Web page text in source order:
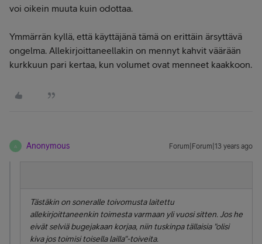
voi oikein muuta kuin odottaa.
Ymmärrän kyllä, että käyttäjänä tämä on erittäin ärsyttävä
ongelma. Allekirjoittaneellakin on mennyt kahvit väärään
kurkkuun pari kertaa, kun volumet ovat menneet kaakkoon.
A Anonymous Forum|Forum|13 years ago
Tästäkin on soneralle toivomusta laitettu
allekirjoittaneenkin toimesta varmaan yli vuosi sitten. Jos he
eivät selviä bugejakaan korjaa, niin tuskinpa tällaisia "olisi
kiva jos toimisi toisella lailla"-toiveita.